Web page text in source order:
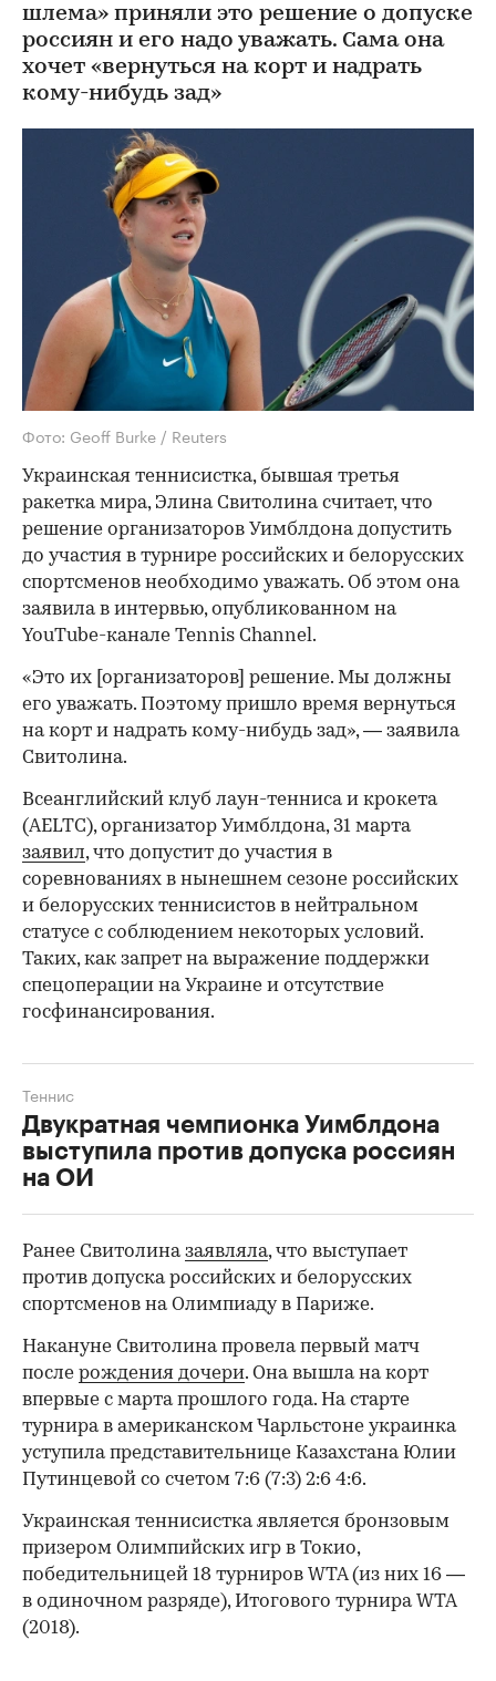
шлема» приняли это решение о допуске
россиян и его надо уважать. Сама она
хочет «вернуться на корт и надрать
кому-нибудь зад»
Фото: Geoff Burke / Reuters
Украинская теннисистка, бывшая третья
ракетка мира, Элина Свитолина считает, что
решение организаторов Уимблдона допустить
до участия в турнире российских и белорусских
спортсменов необходимо уважать. Об этом она
заявила в интервью, опубликованном на
YouTube-канале Tennis Channel.
«Это их [организаторов] решение. Мы должны
его уважать. Поэтому пришло время вернуться
на корт и надрать кому-нибудь зад», — заявила
Свитолина.
Всеанглийский клуб лаун-тенниса и крокета
(AELTC), организатор Уимблдона, 31 марта
заявил, что допустит до участия в
соревнованиях в нынешнем сезоне российских
и белорусских теннисистов в нейтральном
статусе с соблюдением некоторых условий.
Таких, как запрет на выражение поддержки
спецоперации на Украине и отсутствие
госфинансирования.
00:00
Двукратная чемпионка Уимблдона
выступила против допуска россиян
на ОИ
Теннис
Ранее Свитолиназаявляла, что выступает
против допуска российских и белорусских
спортсменов на Олимпиаду в Париже.
Накануне Свитолина провела первый матч
после рождения дочери. Она вышла на корт
впервые с марта прошлого года. На старте
турнира в американском Чарльстоне украинка
уступила представительнице Казахстана Юлии
Путинцевой со счетом 7:6 (7:3) 2:6 4:6.
Украинская теннисистка является бронзовым
призером Олимпийских игр в Токио,
победительницей 18 турниров WTA (из них 16 —
в одиночном разряде), Итогового турнира WTA
(2018).